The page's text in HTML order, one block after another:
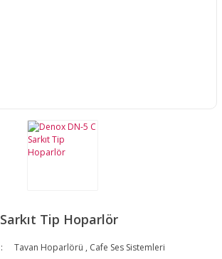
Tip Hoparlör
Tavan Hoparlörü , Cafe Ses Sistemleri